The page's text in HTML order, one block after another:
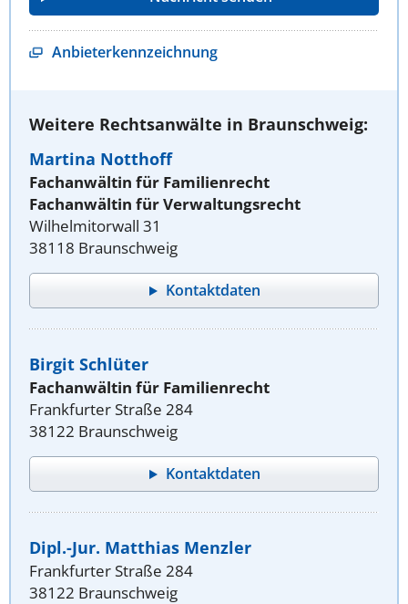
Anbieterkennzeichnung
Weitere Rechtsanwälte in Braunschweig:
Martina Notthoff
Fachanwältin für Familienrecht
Fachanwältin für Verwaltungsrecht
Wilhelmitorwall 31
38118 Braunschweig
Kontaktdaten
Birgit Schlüter
Fachanwältin für Familienrecht
Frankfurter Straße 284
38122 Braunschweig
Kontaktdaten
Dipl.-Jur. Matthias Menzler
Frankfurter Straße 284
38122 Braunschweig